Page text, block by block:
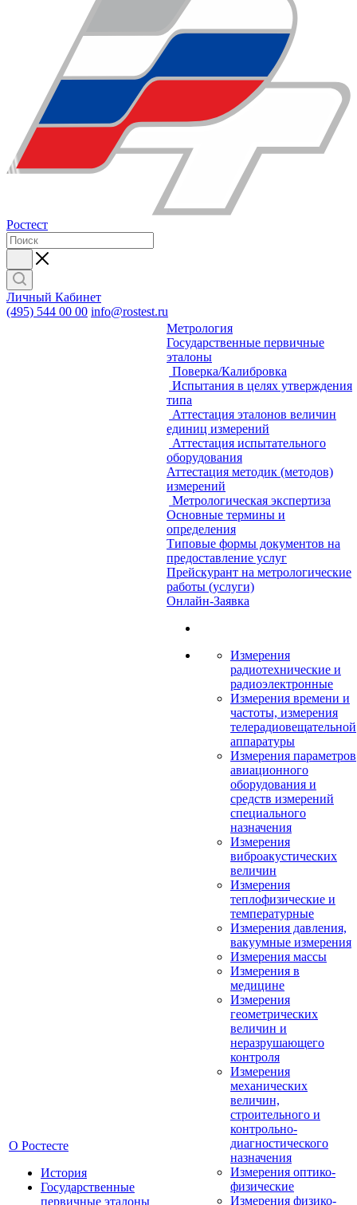
Ростест
Личный Кабинет
(495) 544 00 00 info@rostest.ru
О Ростесте
История
Государственные
первичные эталоны
Метрология
Государственные первичные
эталоны
Поверка/Калибровка
Испытания в целях утверждения
типа
Аттестация эталонов величин
единиц измерений
Аттестация испытательного
оборудования
Аттестация методик (методов)
измерений
Метрологическая экспертиза
Основные термины и
определения
Типовые формы документов на
предоставление услуг
Прейскурант на метрологические
работы (услуги)
Онлайн-Заявка
Измерения
радиотехнические и
радиоэлектронные
Измерения времени и
частоты, измерения
телерадиовещательной
аппаратуры
Измерения параметров
авиационного
оборудования и
средств измерений
специального
назначения
Измерения
виброакустических
величин
Измерения
теплофизические и
температурные
Измерения давления,
вакуумные измерения
Измерения массы
Измерения в
медицине
Измерения
геометрических
величин и
неразрушающего
контроля
Измерения
механических
величин,
строительного и
контрольно-
диагностического
назначения
Измерения оптико-
физические
Измерения физико-